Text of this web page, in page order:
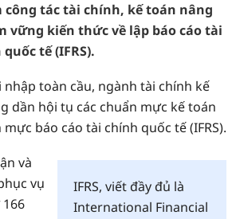
tác tài chính, kế toán nâng
vững kiến thức về lập báo cáo tài
tế (IFRS).
toàn cầu, ngành tài chính kế
dần hội tụ các chuẩn mực kế toán
báo cáo tài chính quốc tế (IFRS).
IFRS, viết đầy đủ là
International Financial
và
vụ